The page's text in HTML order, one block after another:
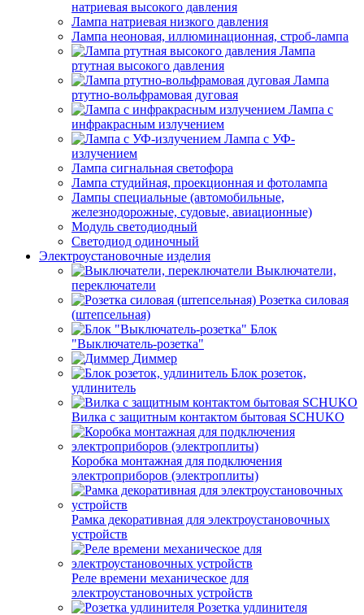
натриевая высокого давления
Лампа натриевая низкого давления
Лампа неоновая, иллюминационная, строб-лампа
Лампа
ртутная высокого давления
Лампа
ртутно-вольфрамовая дуговая
Лампа с
инфракрасным излучением
Лампа с УФ-
излучением
Лампа сигнальная светофора
Лампа студийная, проекционная и фотолампа
Лампы специальные (автомобильные,
железнодорожные, судовые, авиационные)
Модуль светодиодный
Светодиод одиночный
Электроустановочные изделия
Выключатели,
переключатели
Розетка силовая
(штепсельная)
Блок
"Выключатель-розетка"
Диммер
Блок розеток,
удлинитель
Вилка с защитным контактом бытовая SCHUKO
Коробка монтажная для подключения
электроприборов (электроплиты)
Рамка декоративная для электроустановочных
устройств
Реле времени механическое для
электроустановочных устройств
Розетка удлинителя